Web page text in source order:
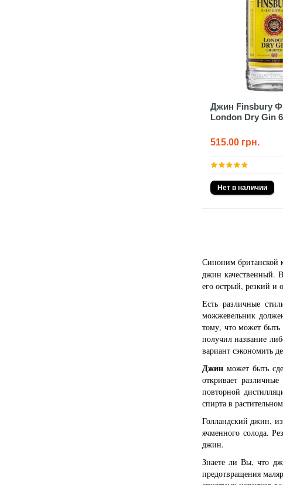
Джин Finsbury
London Dry Gin
515.00 грн.
Синоним британской
джин качественный.
его острый, резкий и
Есть различные
можжевельник
тому, что может быть
получил название
вариант сэкономить
Джин может быть
откривает
повторной
спирта в
Голландский джин,
ячменного солода.
джин.
Знаете ли Вы, что
предотвращения